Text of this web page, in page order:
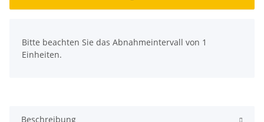
Bitte beachten Sie das Abnahmeintervall von 1
Einheiten.
Beschreibung